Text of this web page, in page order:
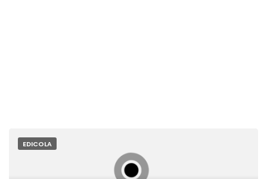
EDICOLA